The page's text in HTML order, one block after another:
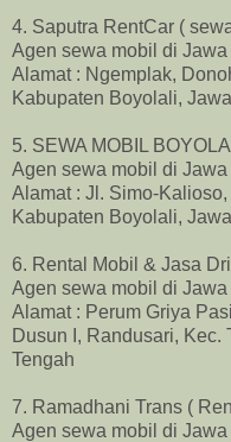
4. Saputra RentCar (
Agen sewa mobil di Jawa
Alamat : Ngemplak,
Kabupaten Boyolali,
5. SEWA MOBIL
Agen sewa mobil di Jawa
Alamat : Jl. Simo-
Kabupaten Boyolali,
6. Rental Mobil & Jasa
Agen sewa mobil di Jawa
Alamat : Perum Griya
Dusun I, Randusari, Kec.
Tengah
7. Ramadhani Trans (
Agen sewa mobil di Jawa